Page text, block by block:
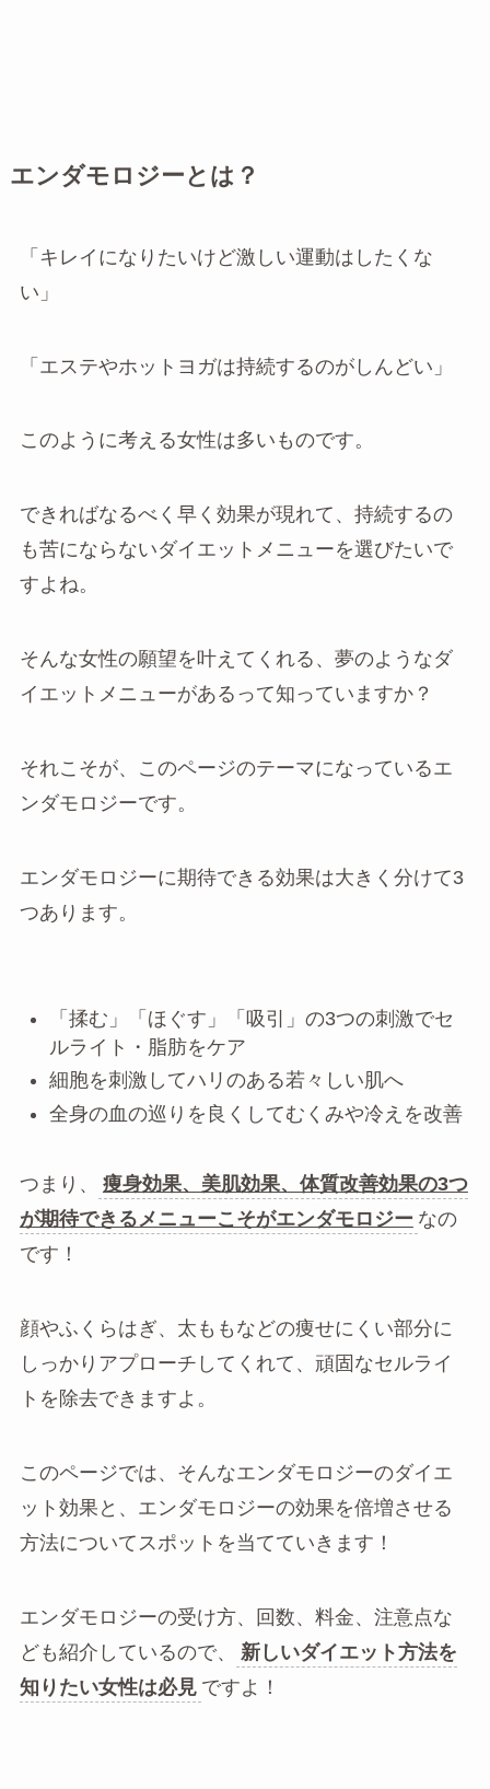
エンダモロジーとは？
「キレイになりたいけど激しい運動はしたくな
い」
「エステやホットヨガは持続するのがしんどい」
このように考える女性は多いものです。
できればなるべく早く効果が現れて、持続するの
も苦にならないダイエットメニューを選びたいで
すよね。
そんな女性の願望を叶えてくれる、夢のようなダ
イエットメニューがあるって知っていますか？
それこそが、このページのテーマになっているエ
ンダモロジーです。
エンダモロジーに期待できる効果は大きく分けて3
つあります。
「揉む」「ほぐす」「吸引」の3つの刺激でセ
ルライト・脂肪をケア
細胞を刺激してハリのある若々しい肌へ
全身の血の巡りを良くしてむくみや冷えを改善
つまり、
痩身効果、美肌効果、体質改善効果の3つ
が期待できるメニューこそがエンダモロジー なの
です！
顔やふくらはぎ、太ももなどの痩せにくい部分に
しっかりアプローチしてくれて、頑固なセルライ
トを除去できますよ。
このページでは、そんなエンダモロジーのダイエ
ット効果と、エンダモロジーの効果を倍増させる
方法についてスポットを当てていきます！
エンダモロジーの受け方、回数、料金、注意点な
ども紹介しているので、
新しいダイエット方法を
知りたい女性は必見 ですよ！